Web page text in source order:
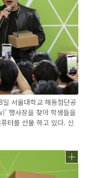
서울대학교 해동첨단공
행사장을 찾아 학생들을
터를 선물 하고 있다. 신